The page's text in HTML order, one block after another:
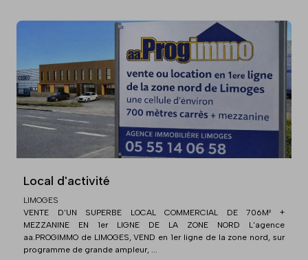
Local d'activité
LIMOGES
VENTE D'UN SUPERBE LOCAL COMMERCIAL DE 706M² +
MEZZANINE EN 1er LIGNE DE LA ZONE NORD L'agence
aa.PROGIMMO de LIMOGES, VEND en 1er ligne de la zone nord, sur
programme de grande ampleur, ...